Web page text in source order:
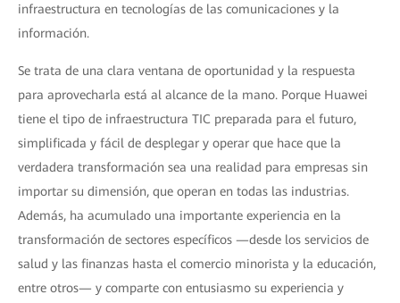
infraestructura en tecnologías de las comunicaciones y la
información.
Se trata de una clara ventana de oportunidad y la respuesta
para aprovecharla está al alcance de la mano. Porque Huawei
tiene el tipo de infraestructura TIC preparada para el futuro,
simplificada y fácil de desplegar y operar que hace que la
verdadera transformación sea una realidad para empresas sin
importar su dimensión, que operan en todas las industrias.
Además, ha acumulado una importante experiencia en la
transformación de sectores específicos —desde los servicios de
salud y las finanzas hasta el comercio minorista y la educación,
entre otros— y comparte con entusiasmo su experiencia y